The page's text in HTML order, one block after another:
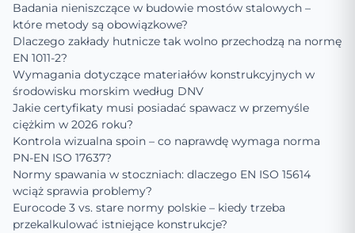
Badania nieniszczące w budowie mostów stalowych –
które metody są obowiązkowe?
Dlaczego zakłady hutnicze tak wolno przechodzą na normę
EN 1011-2?
Wymagania dotyczące materiałów konstrukcyjnych w
środowisku morskim według DNV
Jakie certyfikaty musi posiadać spawacz w przemyśle
ciężkim w 2026 roku?
Kontrola wizualna spoin – co naprawdę wymaga norma
PN-EN ISO 17637?
Normy spawania w stoczniach: dlaczego EN ISO 15614
wciąż sprawia problemy?
Eurocode 3 vs. stare normy polskie – kiedy trzeba
przekalkulować istniejące konstrukcje?